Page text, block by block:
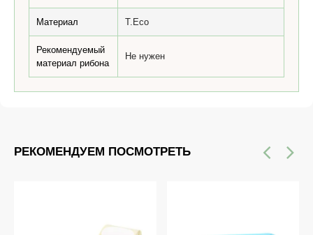
Материал T.Eco
Рекомендуемый
материал рибона
Не нужен
РЕКОМЕНДУЕМ ПОСМОТРЕТЬ